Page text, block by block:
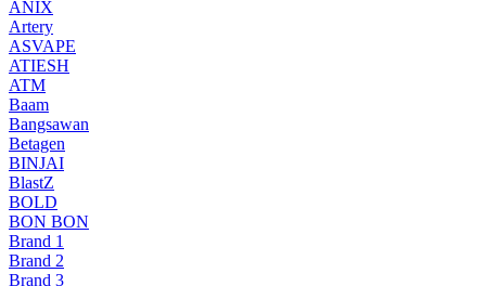
ANIX
Artery
ASVAPE
ATIESH
ATM
Baam
Bangsawan
Betagen
BINJAI
BlastZ
BOLD
BON BON
Brand 1
Brand 2
Brand 3